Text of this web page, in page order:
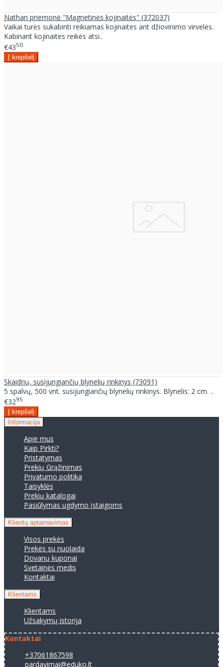
Nathan priemonė "Magnetinės kojinaitės" (372037)
Vaikai turės sukabinti reikiamas kojinaites ant džiovinimo virvelės.
Kabinant kojinaites reikės atsi..
€4350
Skaidrių, susijungiančių blynelių rinkinys (73091)
5 spalvų, 500 vnt. susijungiančių blynelių rinkinys. Blynelis: 2 cm. ..
€3295
Informacija
Apie mus
Kaip Pirkti?
Pristatymas
Prekių Grąžinimas
Privatumo politika
Taisyklės
Prekių katalogai
Pasiūlymas ugdymo įstaigoms
Klientų aptarnavimas
Visos prekės
Prekės su nuolaida
Dovanų kuponai
Svetainės medis
Kontaktai
Klientams
Klientams
Užsakymų istorija
Kontaktai
+37061867598
pardavimai@eduko.lt